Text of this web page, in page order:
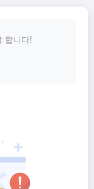
합니다!